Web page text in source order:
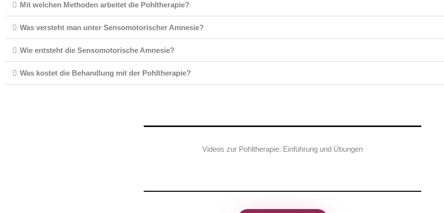
Mit welchen Methoden arbeitet die Pohltherapie?
Was versteht man unter Sensomotorischer Amnesie?
Wie entsteht die Sensomotorische Amnesie?
Was kostet die Behandlung mit der Pohltherapie?
Videos zur Pohltherapie: Einführung und Übungen